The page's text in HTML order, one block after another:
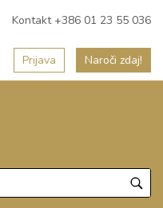
Kontakt +386 01 23 55 036
Prijava Naroči zdaj!